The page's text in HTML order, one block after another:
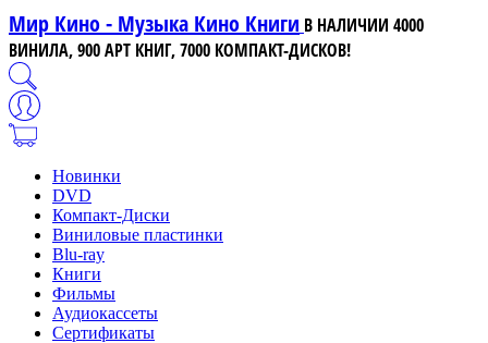
Мир Кино - Музыка Кино Книги В НАЛИЧИИ 4000
ВИНИЛА, 900 АРТ КНИГ, 7000 КОМПАКТ-ДИСКОВ!
Новинки
DVD
Компакт-Диски
Виниловые пластинки
Blu-ray
Книги
Фильмы
Аудиокассеты
Сертификаты